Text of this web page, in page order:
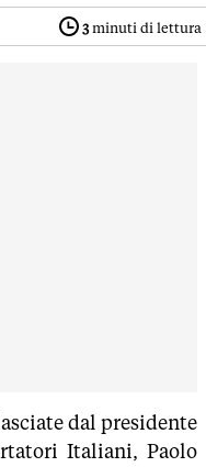
3minuti di lettura
dal presidente
Italiani, Paolo